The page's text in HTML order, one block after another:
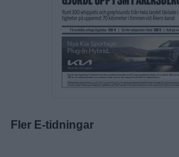
Fler E-tidningar